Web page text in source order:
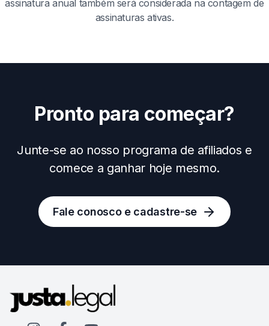
assinatura anual também será considerada na contagem de
assinaturas ativas.
Pronto para começar?
Junte-se ao nosso programa de afiliados e
comece a ganhar hoje mesmo.
Fale conosco e cadastre-se